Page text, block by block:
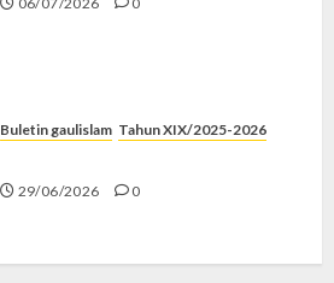
Buletin gaulislam Tahun XIX/2025-2026
29/06/2026 0